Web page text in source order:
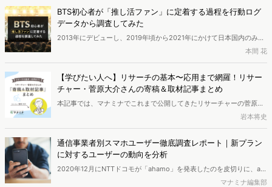
online behavior over the next three years.
BTS初心者が「推し活ファン」に定着する過程を行動ログ
データから調査してみた
2013年にデビューし、2019年頃から2021年にかけて日本国内のみな
らず世界中を席巻したBTS。 では、BTSに関心を持ち始めた人はどの
ようにして推し活をするようなコアファンとして定着していくのか？
今回は、2019年の時点でBTS初心者と思われるユーザーを検索行動か
ら類推し、その後3年間のWeb行動分析から、ファン定着のシナリオ
を推察します。
本間 花
【学びたい人へ】リサーチの基本〜応用まで網羅！リサー
チャー・菅原大介さんの寄稿＆取材記事まとめ
本記事では、マナミナでこれまで公開してきたリサーチャーの菅原大
介さんによる寄稿・取材記事を一覧にまとめました。業界別にリサー
チで気をつける観点や、マーケティングアクションと併用するリサー
チの枠組みなど、リサーチの手法や考え方を複数のテーマにわたって
菅原さんが伝授。いずれも濃い内容となっていますので、本記事をブ
ックマークなどして、じっくりとご自身の学びに役立ててみてはいか
がでしょうか。
岩本将史
通信事業者別スマホユーザー徹底調査レポート｜新プラン
に対するユーザーの動向を分析
2020年12月にNTTドコモが「ahamo」を発表したのを皮切りに、au
が「povo」、ソフトバンクが「LINEMO」という新ブランドで料金プ
マナミナ編集部